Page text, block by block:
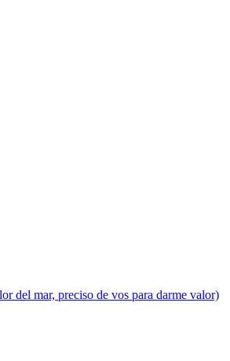
del mar, preciso de vos para darme valor)